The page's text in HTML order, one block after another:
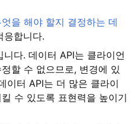
엇을 해야 할지 결정하는 데
응합니다.
다. 데이터 API는 클라이언
할 수 없으므로, 변경에 있
이터 API는 더 많은 클라이
수 있도록 표현력을 높이기